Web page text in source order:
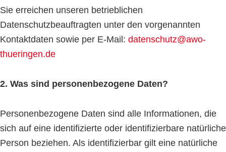
Sie erreichen unseren betrieblichen
Datenschutzbeauftragten unter den vorgenannten
Kontaktdaten sowie per E-Mail: datenschutz@awo-
thueringen.de
2. Was sind personenbezogene Daten?
Personenbezogene Daten sind alle Informationen, die
sich auf eine identifizierte oder identifizierbare natürliche
Person beziehen. Als identifizierbar gilt eine natürliche